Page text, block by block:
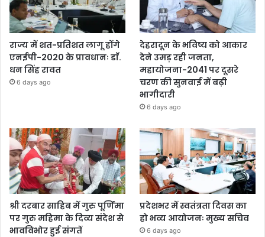
राज्य में शत-प्रतिशत लागू होंगे
एनईपी-2020 के प्रावधानः डाॅ.
धन सिंह रावत
6 days ago
देहरादून के भविष्य को आकार
देने उमड़ रही जनता,
महायोजना-2041 पर दूसरे
चरण की सुनवाई में बढ़ी
भागीदारी
6 days ago
श्री दरबार साहिब में गुरु पूर्णिमा
पर गुरु महिमा के दिव्य संदेश से
भावविभोर हुई संगतें
प्रदेशभर में स्वतंत्रता दिवस का
हो भव्य आयोजनः मुख्य सचिव
6 days ago